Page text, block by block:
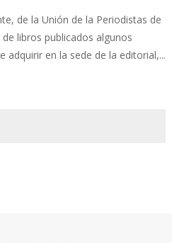
de la Unión de la Periodistas de
libros publicados algunos
adquirir en la sede de la editorial,...